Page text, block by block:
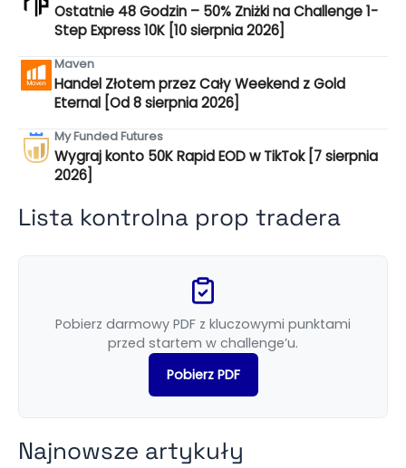
Ostatnie 48 Godzin – 50% Zniżki na Challenge 1-
Step Express 10K [10 sierpnia 2026]
Maven
Handel Złotem przez Cały Weekend z Gold
Eternal [Od 8 sierpnia 2026]
My Funded Futures
Wygraj konto 50K Rapid EOD w TikTok [7 sierpnia
2026]
Lista kontrolna prop tradera
Pobierz darmowy PDF z kluczowymi punktami
przed startem w challenge’u.
Pobierz PDF
Najnowsze artykuły